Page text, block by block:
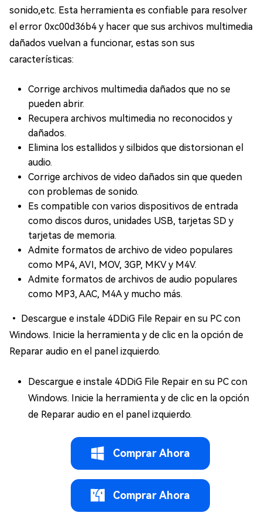
sonido,etc. Esta herramienta es confiable para resolver
el error 0xc00d36b4 y hacer que sus archivos multimedia
dañados vuelvan a funcionar, estas son sus
características:
Corrige archivos multimedia dañados que no se
pueden abrir.
Recupera archivos multimedia no reconocidos y
dañados.
Elimina los estallidos y silbidos que distorsionan el
audio.
Corrige archivos de video dañados sin que queden
con problemas de sonido.
Es compatible con varios dispositivos de entrada
como discos duros, unidades USB, tarjetas SD y
tarjetas de memoria.
Admite formatos de archivo de video populares
como MP4, AVI, MOV, 3GP, MKV y M4V.
Admite formatos de archivos de audio populares
como MP3, AAC, M4A y mucho más.
• Descargue e instale 4DDiG File Repair en su PC con
Windows. Inicie la herramienta y de clic en la opción de
Reparar audio en el panel izquierdo.
Descargue e instale 4DDiG File Repair en su PC con
Windows. Inicie la herramienta y de clic en la opción
de Reparar audio en el panel izquierdo.
Comprar Ahora
Comprar Ahora